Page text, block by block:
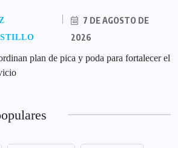
7 DE AGOSTO DE
2026
plan de pica y poda para fortalecer el